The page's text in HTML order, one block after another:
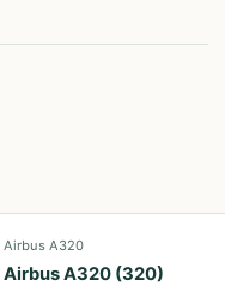
Airbus A320
Airbus A320 (320)